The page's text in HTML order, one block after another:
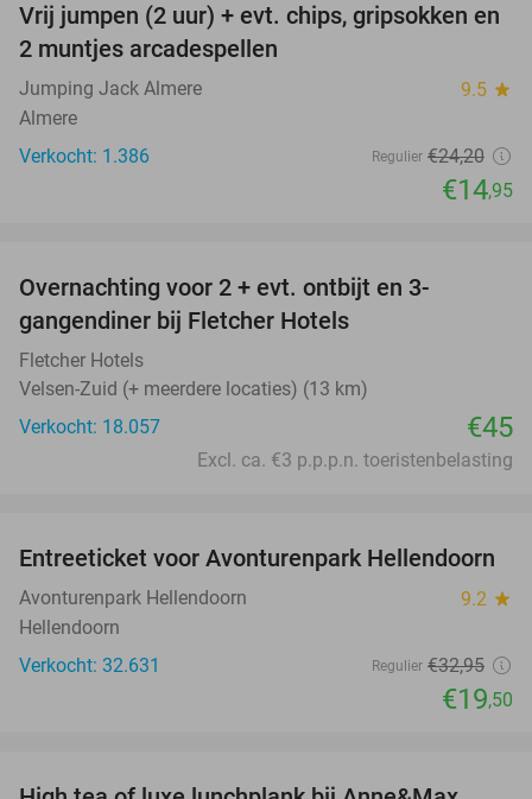
38%
Vrij jumpen (2 uur) + evt. chips, gripsokken en
2 muntjes arcadespellen
Jumping Jack Almere 9.5 star
Almere
Verkocht: 1.386
Regulier €24,20
€14,95
Overnachting voor 2 + evt. ontbijt en 3-
gangendiner bij Fletcher Hotels
Fletcher Hotels
Velsen-Zuid (+ meerdere locaties) (13 km)
Verkocht: 18.057
€45
Excl. ca. €3 p.p.p.n. toeristenbelasting
41%
Entreeticket voor Avonturenpark Hellendoorn
Avonturenpark Hellendoorn 9.2 star
Hellendoorn
Verkocht: 32.631
Regulier €32,95
€19,50